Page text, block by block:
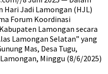
Jadi Lamongan (HJL)
Forum Koordinasi
Lamongan secara
Lamongan Selatan” yang
Mas, Desa Tugu,
Minggu (8/6/2025)